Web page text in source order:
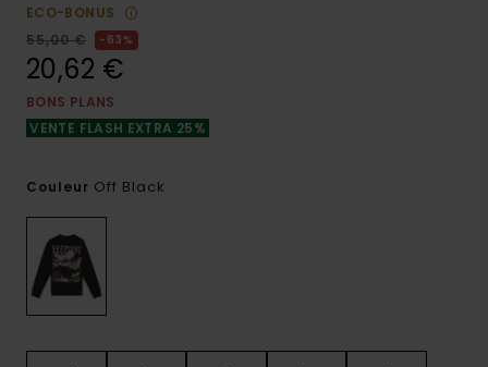
ECO-BONUS
55,00 €
63%
20,62 €
BONS PLANS
VENTE FLASH EXTRA 25%
Couleur Off Black